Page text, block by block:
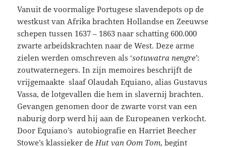
Vanuit de voormalige Portugese slavendepots op de
westkust van Afrika brachten Hollandse en Zeeuwse
schepen tussen 1637 – 1863 naar schatting 600.000
zwarte arbeidskrachten naar de West. Deze arme
zielen werden omschreven als ‘sotuwatra nengre’:
zoutwaternegers. In zijn memoires beschrijft de
vrijgemaakte slaaf Olaudah Equiano, alias Gustavus
Vassa, de lotgevallen die hem in slavernij brachten.
Gevangen genomen door de zwarte vorst van een
naburig dorp werd hij aan de Europeanen verkocht.
Door Equiano’s autobiografie en Harriet Beecher
Stowe’s klassieker de Hut van Oom Tom, begint